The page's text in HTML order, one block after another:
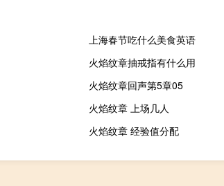
上海春节吃什么美食英语
火焰纹章抽戒指有什么用
火焰纹章回声第5章05
火焰纹章 上场几人
火焰纹章 经验值分配